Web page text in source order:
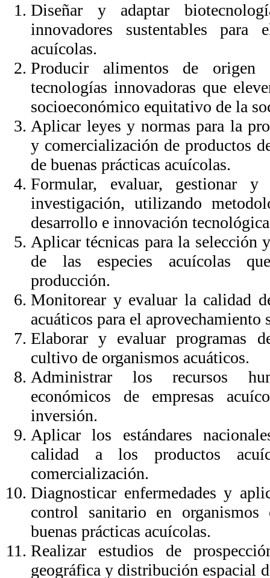
Diseñar y adaptar
innovadores sustentables
acuícolas.
Producir alimentos de
tecnologías innovadoras que
socioeconómico equitativo de la
Aplicar leyes y normas para la
y comercialización de productos
de buenas prácticas acuícolas.
Formular, evaluar, gestionar y
investigación, utilizando
desarrollo e innovación
Aplicar técnicas para la selección
de las especies acuícolas
producción.
Monitorear y evaluar la calidad
acuáticos para el aprovechamiento
Elaborar y evaluar programas
cultivo de organismos acuáticos.
Administrar los recursos
económicos de empresas
inversión.
Aplicar los estándares
calidad a los productos
comercialización.
Diagnosticar enfermedades y
control sanitario en
buenas prácticas acuícolas.
Realizar estudios de
geográfica y distribución espacial